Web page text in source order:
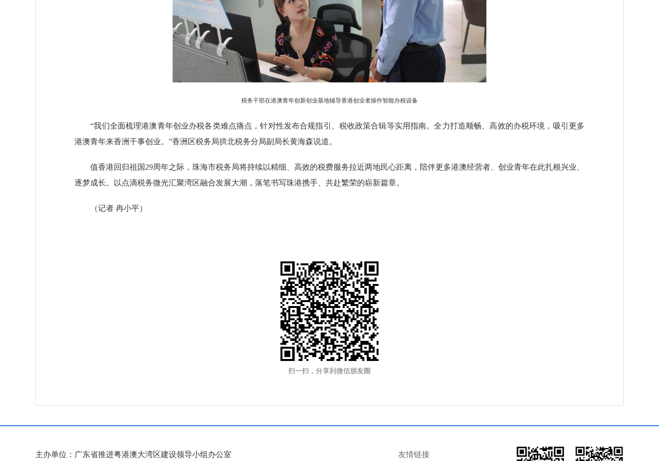
税务干部在港澳青年创新创业基地辅导香港创业者操作智能办税设备
“我们全面梳理港澳青年创业办税各类难点痛点，针对性发布合规指引、税收政策合辑等实用指南。全力打造顺畅、高效的办税环境，吸引更多
港澳青年来香洲干事创业。”香洲区税务局拱北税务分局副局长黄海森说道。
值香港回归祖国29周年之际，珠海市税务局将持续以精细、高效的税费服务拉近两地民心距离，陪伴更多港澳经营者、创业青年在此扎根兴业、
逐梦成长。以点滴税务微光汇聚湾区融合发展大潮，落笔书写珠港携手、共赴繁荣的崭新篇章。
（记者 冉小平）
扫一扫，分享到微信朋友圈
主办单位：广东省推进粤港澳大湾区建设领导小组办公室 友情链接